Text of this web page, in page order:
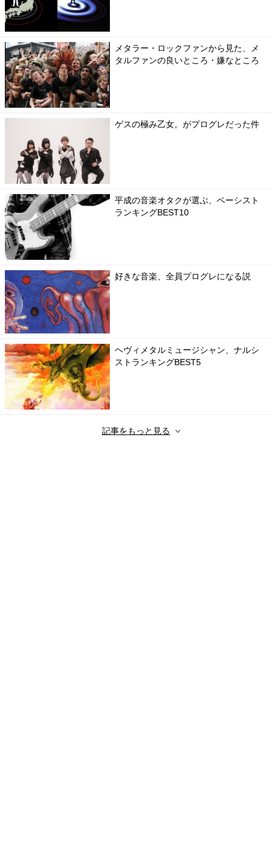
メタラー・ロックファンから見た、メ
タルファンの良いところ・嫌なところ
ゲスの極み乙女。がプログレだった件
平成の音楽オタクが選ぶ、ベーシスト
ランキングBEST10
好きな音楽、全員プログレになる説
ヘヴィメタルミュージシャン、ナルシ
ストランキングBEST5
記事をもっと見る